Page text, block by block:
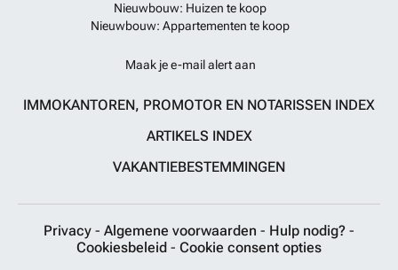
Nieuwbouw: Huizen te koop
Nieuwbouw: Appartementen te koop
Maak je e-mail alert aan
IMMOKANTOREN, PROMOTOR EN NOTARISSEN INDEX
ARTIKELS INDEX
VAKANTIEBESTEMMINGEN
Privacy - Algemene voorwaarden - Hulp nodig? -
Cookiesbeleid - Cookie consent opties